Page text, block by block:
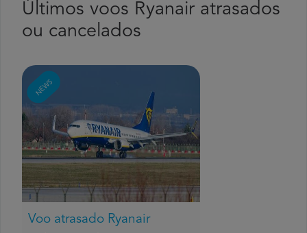
Últimos voos Ryanair atrasados
ou cancelados
NEWS
Voo atrasado Ryanair